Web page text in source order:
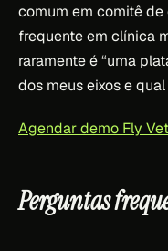
comum em comitê
frequente em clínica
raramente é “uma
dos meus eixos e
Agendar demo Fly Vet
Perguntas